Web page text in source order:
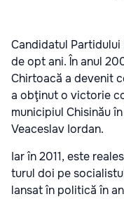
Candidatul Partidului
de opt ani. În anul
Chirtoacă a devenit
a obţinut o victorie
municipiul Chisinău
Veaceslav Iordan.
Iar în 2011, este
turul doi pe
lansat în politică în